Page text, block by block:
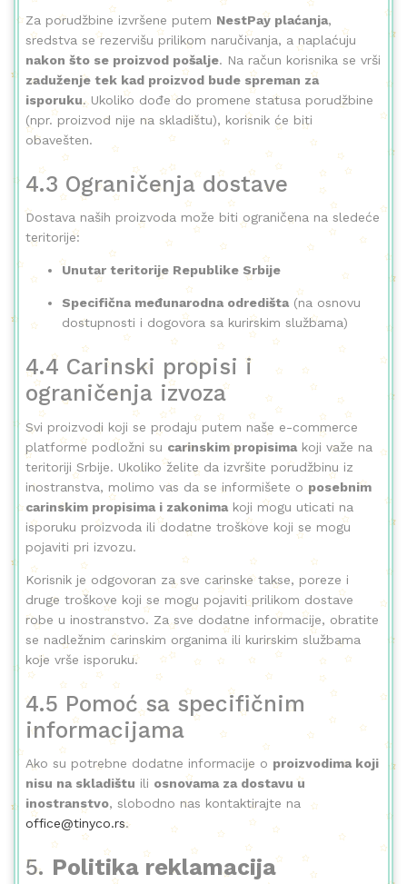
Za porudžbine izvršene putem NestPay plaćanja,
sredstva se rezervišu prilikom naručivanja, a naplaćuju
nakon što se proizvod pošalje. Na račun korisnika se vrši
zaduženje tek kad proizvod bude spreman za
isporuku. Ukoliko dođe do promene statusa porudžbine
(npr. proizvod nije na skladištu), korisnik će biti
obavešten.
4.3 Ograničenja dostave
Dostava naših proizvoda može biti ograničena na sledeće
teritorije:
Unutar teritorije Republike Srbije
Specifična međunarodna odredišta (na osnovu
dostupnosti i dogovora sa kurirskim službama)
4.4 Carinski propisi i
ograničenja izvoza
Svi proizvodi koji se prodaju putem naše e-commerce
platforme podložni su carinskim propisima koji važe na
teritoriji Srbije. Ukoliko želite da izvršite porudžbinu iz
inostranstva, molimo vas da se informišete oposebnim
carinskim propisima i zakonima koji mogu uticati na
isporuku proizvoda ili dodatne troškove koji se mogu
pojaviti pri izvozu.
Korisnik je odgovoran za sve carinske takse, poreze i
druge troškove koji se mogu pojaviti prilikom dostave
robe u inostranstvo. Za sve dodatne informacije, obratite
se nadležnim carinskim organima ili kurirskim službama
koje vrše isporuku.
4.5 Pomoć sa specifičnim
informacijama
Ako su potrebne dodatne informacije o proizvodima koji
nisu na skladištu ili osnovama za dostavu u
inostranstvo, slobodno nas kontaktirajte na
office@tinyco.rs.
5. Politika reklamacija